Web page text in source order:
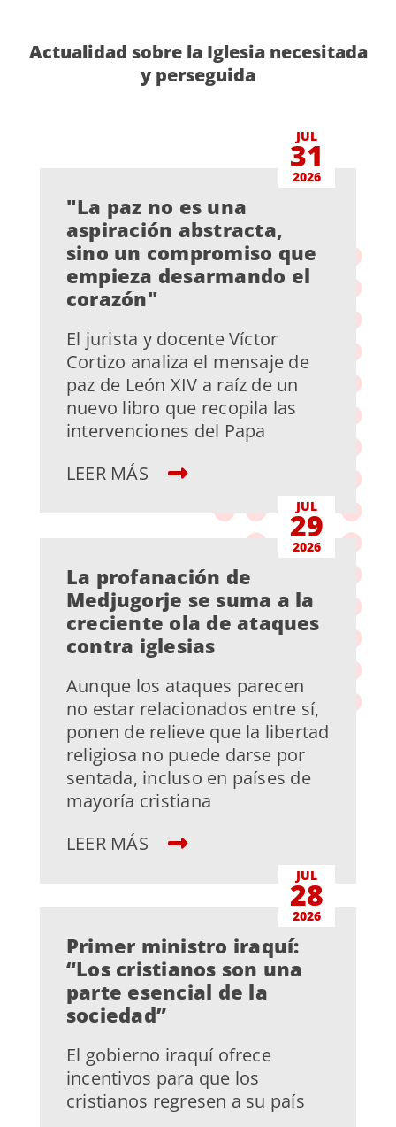
Actualidad sobre la Iglesia necesitada
y perseguida
JUL
31
2026
"La paz no es una
aspiración abstracta,
sino un compromiso que
empieza desarmando el
corazón"
El jurista y docente Víctor
Cortizo analiza el mensaje de
paz de León XIV a raíz de un
nuevo libro que recopila las
intervenciones del Papa
LEER MÁS
JUL
29
2026
La profanación de
Medjugorje se suma a la
creciente ola de ataques
contra iglesias
Aunque los ataques parecen
no estar relacionados entre sí,
ponen de relieve que la libertad
religiosa no puede darse por
sentada, incluso en países de
mayoría cristiana
LEER MÁS
JUL
28
2026
Primer ministro iraquí:
“Los cristianos son una
parte esencial de la
sociedad”
El gobierno iraquí ofrece
incentivos para que los
cristianos regresen a su país